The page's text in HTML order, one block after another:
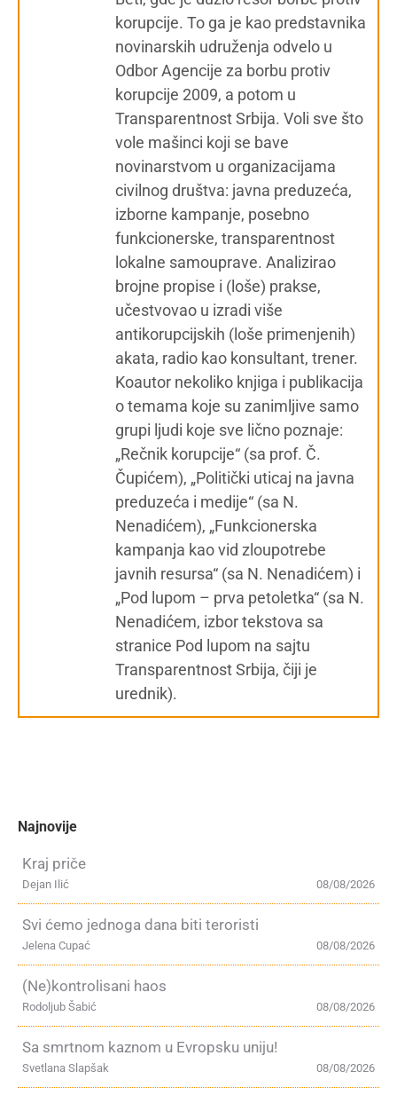
korupcije. To ga je kao predstavnika
novinarskih udruženja odvelo u
Odbor Agencije za borbu protiv
korupcije 2009, a potom u
Transparentnost Srbija. Voli sve što
vole mašinci koji se bave
novinarstvom u organizacijama
civilnog društva: javna preduzeća,
izborne kampanje, posebno
funkcionerske, transparentnost
lokalne samouprave. Analizirao
brojne propise i (loše) prakse,
učestvovao u izradi više
antikorupcijskih (loše primenjenih)
akata, radio kao konsultant, trener.
Koautor nekoliko knjiga i publikacija
o temama koje su zanimljive samo
grupi ljudi koje sve lično poznaje:
„Rečnik korupcije“ (sa prof. Č.
Čupićem), „Politički uticaj na javna
preduzeća i medije“ (sa N.
Nenadićem), „Funkcionerska
kampanja kao vid zloupotrebe
javnih resursa“ (sa N. Nenadićem) i
„Pod lupom – prva petoletka“ (sa N.
Nenadićem, izbor tekstova sa
stranice Pod lupom na sajtu
Transparentnost Srbija, čiji je
urednik).
Najnovije
Kraj priče
08/08/2026
Dejan Ilić
Svi ćemo jednoga dana biti teroristi
08/08/2026
Jelena Cupać
(Ne)kontrolisani haos
08/08/2026
Rodoljub Šabić
Sa smrtnom kaznom u Evropsku uniju!
08/08/2026
Svetlana Slapšak